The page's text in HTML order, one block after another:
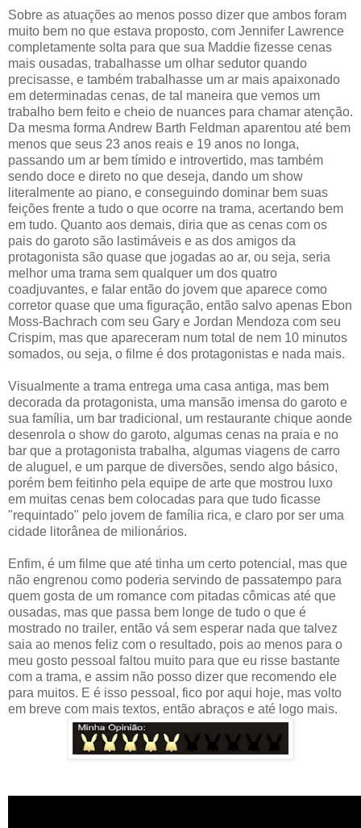
Sobre as atuações ao menos posso dizer que ambos foram
muito bem no que estava proposto, com Jennifer Lawrence
completamente solta para que sua Maddie fizesse cenas
mais ousadas, trabalhasse um olhar sedutor quando
precisasse, e também trabalhasse um ar mais apaixonado
em determinadas cenas, de tal maneira que vemos um
trabalho bem feito e cheio de nuances para chamar atenção.
Da mesma forma Andrew Barth Feldman aparentou até bem
menos que seus 23 anos reais e 19 anos no longa,
passando um ar bem tímido e introvertido, mas também
sendo doce e direto no que deseja, dando um show
literalmente ao piano, e conseguindo dominar bem suas
feições frente a tudo o que ocorre na trama, acertando bem
em tudo. Quanto aos demais, diria que as cenas com os
pais do garoto são lastimáveis e as dos amigos da
protagonista são quase que jogadas ao ar, ou seja, seria
melhor uma trama sem qualquer um dos quatro
coadjuvantes, e falar então do jovem que aparece como
corretor quase que uma figuração, então salvo apenas Ebon
Moss-Bachrach com seu Gary e Jordan Mendoza com seu
Crispim, mas que apareceram num total de nem 10 minutos
somados, ou seja, o filme é dos protagonistas e nada mais.
Visualmente a trama entrega uma casa antiga, mas bem
decorada da protagonista, uma mansão imensa do garoto e
sua família, um bar tradicional, um restaurante chique aonde
desenrola o show do garoto, algumas cenas na praia e no
bar que a protagonista trabalha, algumas viagens de carro
de aluguel, e um parque de diversões, sendo algo básico,
porém bem feitinho pela equipe de arte que mostrou luxo
em muitas cenas bem colocadas para que tudo ficasse
"requintado" pelo jovem de família rica, e claro por ser uma
cidade litorânea de milionários.
Enfim, é um filme que até tinha um certo potencial, mas que
não engrenou como poderia servindo de passatempo para
quem gosta de um romance com pitadas cômicas até que
ousadas, mas que passa bem longe de tudo o que é
mostrado no trailer, então vá sem esperar nada que talvez
saia ao menos feliz com o resultado, pois ao menos para o
meu gosto pessoal faltou muito para que eu risse bastante
com a trama, e assim não posso dizer que recomendo ele
para muitos. E é isso pessoal, fico por aqui hoje, mas volto
em breve com mais textos, então abraços e até logo mais.